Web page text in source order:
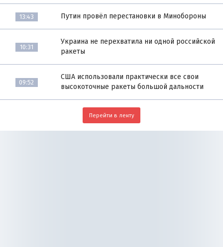
13:43 Путин провёл перестановки в Минобороны
10:31
Украина не перехватила ни одной российской
ракеты
09:52
США использовали практически все свои
высокоточные ракеты большой дальности
Перейти в ленту